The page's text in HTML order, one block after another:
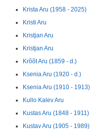
Krista Aru (1958 - 2025)
Kristi Aru
Kristjan Aru
Kristjan Aru
Krõõt Aru (1859 - d.)
Ksenia Aru (1920 - d.)
Ksenia Aru (1910 - 1913)
Kullo Kalev Aru
Kustas Aru (1848 - 1911)
Kustav Aru (1905 - 1989)